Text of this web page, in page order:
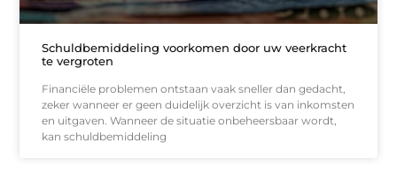
Schuldbemiddeling voorkomen door uw veerkracht
te vergroten
Financiële problemen ontstaan vaak sneller dan gedacht,
zeker wanneer er geen duidelijk overzicht is van inkomsten
en uitgaven. Wanneer de situatie onbeheersbaar wordt,
kan schuldbemiddeling